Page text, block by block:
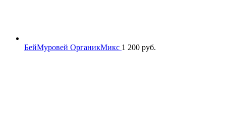
БейМуровей ОрганикМикс 1 200 руб.